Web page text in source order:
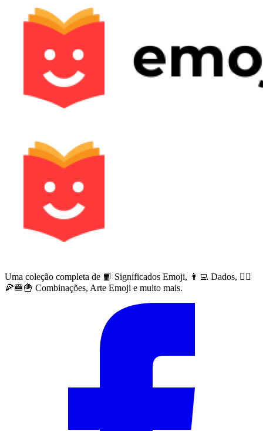
Uma coleção completa de 📙 Significados Emoji, 👨‍💻 Dados, 🙅‍♀️
🍕🍔🍟 Combinações, Arte Emoji e muito mais.